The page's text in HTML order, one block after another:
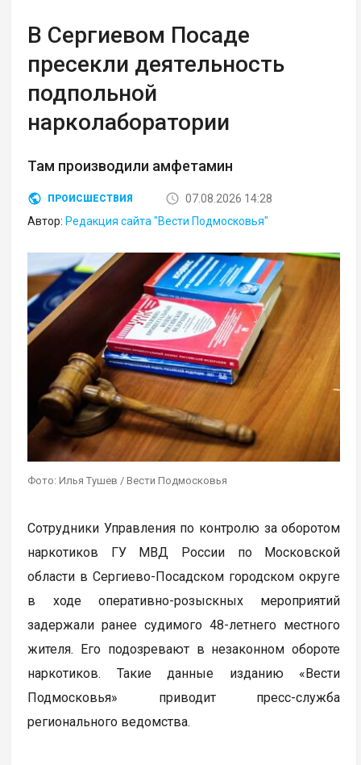
В Сергиевом Посаде
пресекли деятельность
подпольной
нарколаборатории
Там производили амфетамин
ПРОИСШЕСТВИЯ
07.08.2026 14:28
Автор: Редакция сайта "Вести Подмосковья"
Фото: Илья Тушев / Вести Подмосковья
Сотрудники Управления по контролю за оборотом
наркотиков ГУ МВД России по Московской
области в Сергиево-Посадском городском округе
в ходе оперативно-розыскных мероприятий
задержали ранее судимого 48-летнего местного
жителя. Его подозревают в незаконном обороте
наркотиков. Такие данные изданию «Вести
Подмосковья» приводит пресс-служба
регионального ведомства.